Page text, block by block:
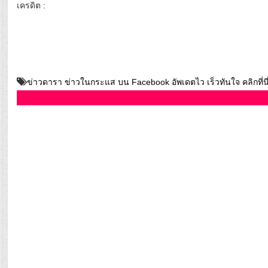
เครดิต :
ข่าวดารา ข่าวในกระแส บน Facebook อัพเดตไว เร็วทันใจ คลิกที่